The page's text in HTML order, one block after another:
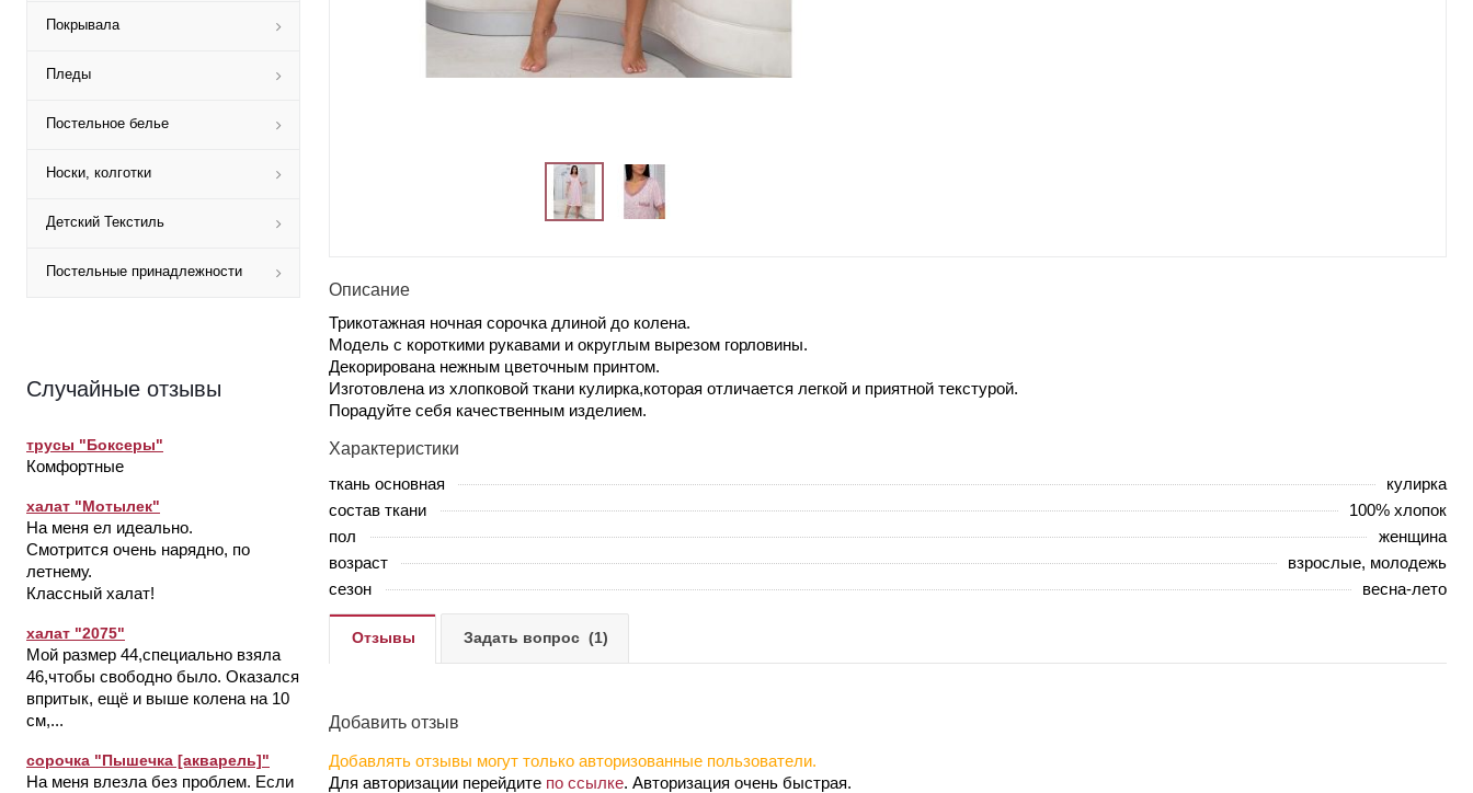
Покрывала
Пледы
Постельное белье
Носки, колготки
Детский Текстиль
Постельные принадлежности
Случайные отзывы
трусы "Боксеры"
Комфортные
халат "Мотылек"
На меня ел идеально.
Смотрится очень нарядно, по
летнему.
Классный халат!
халат "2075"
Мой размер 44,специально взяла
46,чтобы свободно было. Оказался
впритык, ещё и выше колена на 10
см,...
сорочка "Пышечка [акварель]"
На меня влезла без проблем. Если
Описание
Трикотажная ночная сорочка длиной до колена.
Модель с короткими рукавами и округлым вырезом горловины.
Декорирована нежным цветочным принтом.
Изготовлена из хлопковой ткани кулирка,которая отличается легкой и приятной текстурой.
Порадуйте себя качественным изделием.
Характеристики
ткань основная
кулирка
состав ткани
100% хлопок
пол
женщина
возраст
взрослые, молодежь
сезон
весна-лето
Отзывы Задать вопрос (1)
Добавить отзыв
Добавлять отзывы могут только авторизованные пользователи.
Для авторизации перейдите по ссылке. Авторизация очень быстрая.